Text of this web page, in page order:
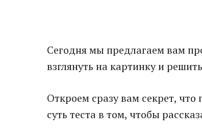
Сегодня мы предлагаем вам
взглянуть на картинку и
Откроем сразу вам секрет, что
суть теста в том, чтобы